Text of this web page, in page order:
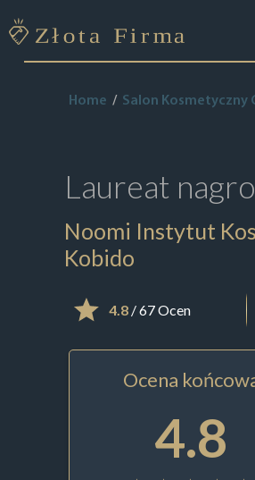
Home Salon Kosmetyczny
Laureat
Noomi Instytut
Kobido
4.8/ 67 Ocen
Ocena
4.8